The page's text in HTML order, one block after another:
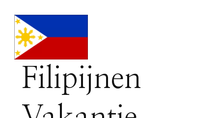
Filipijnen